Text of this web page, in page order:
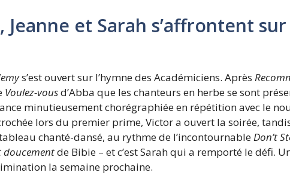
Jeanne et Sarah s’affrontent sur
s’est ouvert sur l’hymne des Académiciens. Après
Voulez-vousd’Abba que les chanteurs en herbe se sont
minutieusement chorégraphiée en répétition avec le
lors du premier prime, Victor a ouvert la soirée,
chanté-dansé, au rythme de l’incontournableDon’t
doucementde Bibie – et c’est Sarah qui a remporté le défi.
la semaine prochaine.